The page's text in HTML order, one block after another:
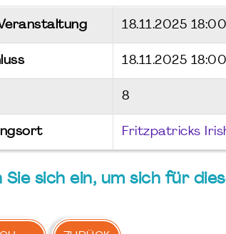
18.11.2025
18.11.2025 18:00
8
Fritzpatricks
sich ein, um sich für